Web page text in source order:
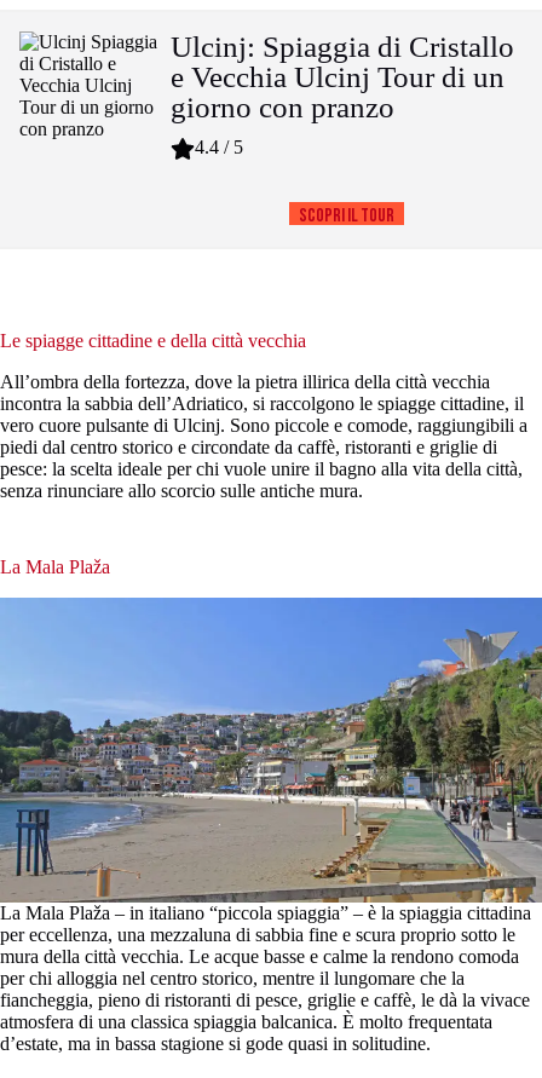
Ulcinj: Spiaggia di Cristallo
e Vecchia Ulcinj Tour di un
giorno con pranzo
4.4 / 5
Scopri il tour
Le spiagge cittadine e della città vecchia
All’ombra della fortezza, dove la pietra illirica della città vecchia
incontra la sabbia dell’Adriatico, si raccolgono le spiagge cittadine, il
vero cuore pulsante di Ulcinj. Sono piccole e comode, raggiungibili a
piedi dal centro storico e circondate da caffè, ristoranti e griglie di
pesce: la scelta ideale per chi vuole unire il bagno alla vita della città,
senza rinunciare allo scorcio sulle antiche mura.
La Mala Plaža
La Mala Plaža – in italiano “piccola spiaggia” – è la spiaggia cittadina
per eccellenza, una mezzaluna di sabbia fine e scura proprio sotto le
mura della città vecchia. Le acque basse e calme la rendono comoda
per chi alloggia nel centro storico, mentre il lungomare che la
fiancheggia, pieno di ristoranti di pesce, griglie e caffè, le dà la vivace
atmosfera di una classica spiaggia balcanica. È molto frequentata
d’estate, ma in bassa stagione si gode quasi in solitudine.